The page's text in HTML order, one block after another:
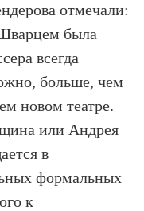
отмечали:
была
всегда
больше, чем
новом театре.
или Андрея
в
формальных
к